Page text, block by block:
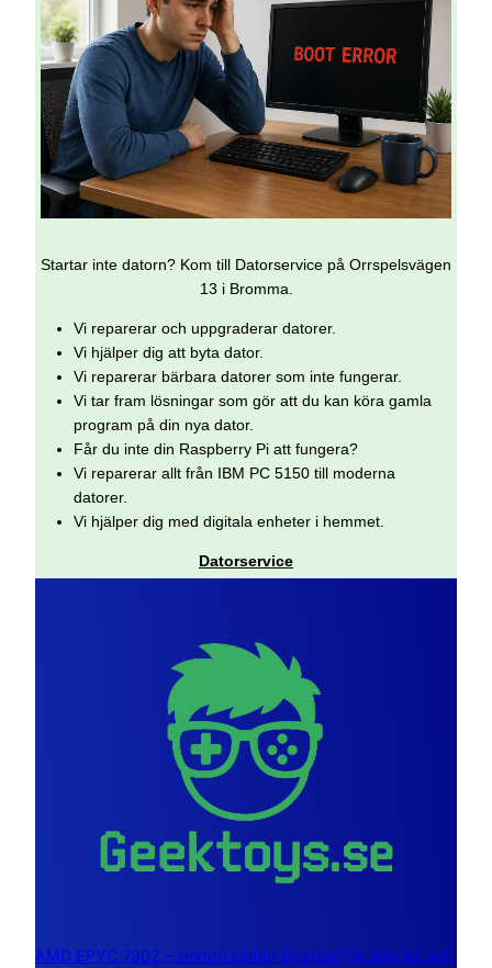
Startar inte datorn? Kom till Datorservice på Orrspelsvägen
13 i Bromma.
Vi reparerar och uppgraderar datorer.
Vi hjälper dig att byta dator.
Vi reparerar bärbara datorer som inte fungerar.
Vi tar fram lösningar som gör att du kan köra gamla
program på din nya dator.
Får du inte din Raspberry Pi att fungera?
Vi reparerar allt från IBM PC 5150 till moderna
datorer.
Vi hjälper dig med digitala enheter i hemmet.
Datorservice
AMD EPYC 7302 – sexton kärnor byggda för servrar och